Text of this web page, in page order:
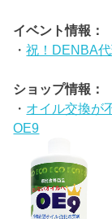
イベント情報：
・祝！DENBA
ショップ情報：
・ オイル交換が
OE9